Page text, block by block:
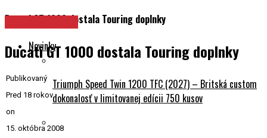
Ducati GT 1000 dostala Touring doplnky
Novinky
Triumph Speed Twin 1200 TFC (2027) – Britská custom
dokonalosť v limitovanej edícii 750 kusov
Ducati GT 1000 dostala Touring doplnky
Publikovaný
Pred 18 rokov
on
15. októbra 2008